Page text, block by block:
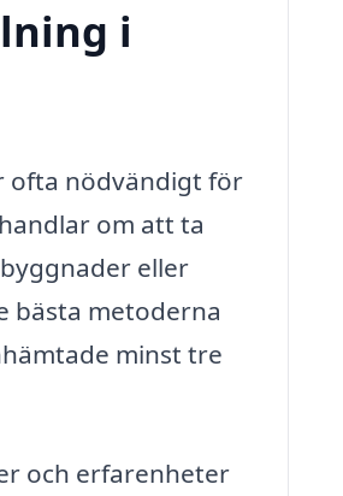
i
ofta nödvändigt för
om att ta
eller
bästa metoderna
minst tre
och erfarenheter